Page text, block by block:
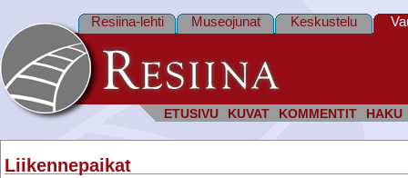
ETUSIVU KUVAT KOMMENTIT HAKU
Resiina-lehti Museojunat Keskustelu
Liikennepaikat